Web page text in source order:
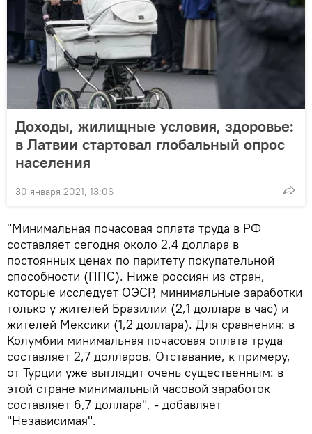
Доходы, жилищные условия, здоровье:
в Латвии стартовал глобальный опрос
населения
30 января 2021, 13:06
"Минимальная почасовая оплата труда в РФ
составляет сегодня около 2,4 доллара в
постоянных ценах по паритету покупательной
способности (ППС). Ниже россиян из стран,
которые исследует ОЭСР, минимальные заработки
только у жителей Бразилии (2,1 доллара в час) и
жителей Мексики (1,2 доллара). Для сравнения: в
Колумбии минимальная почасовая оплата труда
составляет 2,7 долларов. Отставание, к примеру,
от Турции уже выглядит очень существенным: в
этой стране минимальный часовой заработок
составляет 6,7 доллара", - добавляет
"Независимая".